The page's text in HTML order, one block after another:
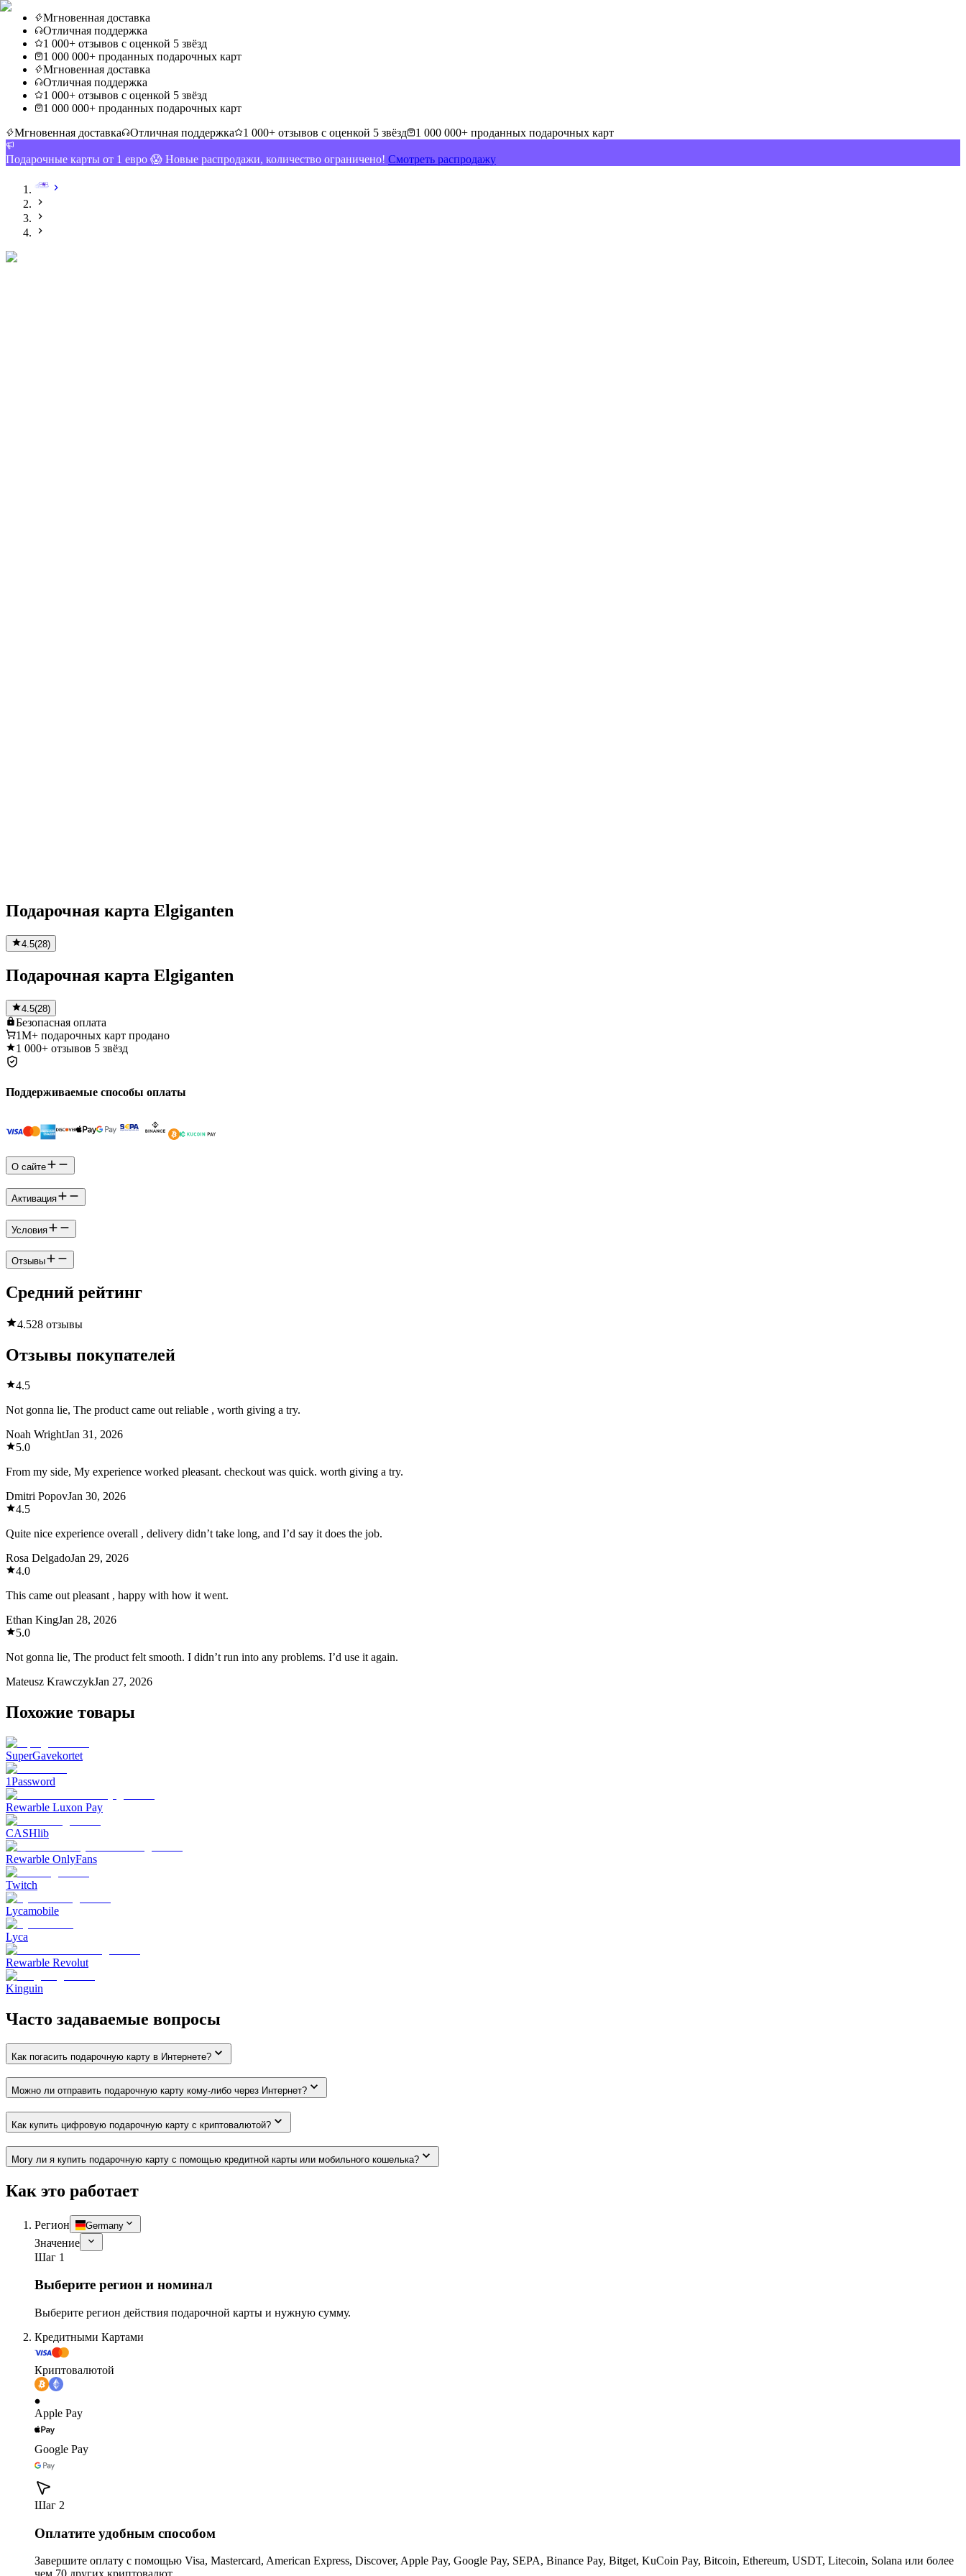
Мгновенная доставка
Отличная поддержка
1 000+ отзывов с оценкой 5 звёзд
1 000 000+ проданных подарочных карт
Мгновенная доставка
Отличная поддержка
1 000+ отзывов с оценкой 5 звёзд
1 000 000+ проданных подарочных карт
Мгновенная доставка
Отличная поддержка 1 000+ отзывов с оценкой 5 звёзд 1 000 000+ проданных подарочных карт
Подарочные карты от 1 евро 😱 Новые распродажи, количество ограничено! Смотреть распродажу
Подарочная карта Elgiganten
4.5(28)
Подарочная карта Elgiganten
4.5(28)
Безопасная оплата
1M+ подарочных карт продано
1 000+ отзывов 5 звёзд
Поддерживаемые способы оплаты
О сайте
Активация
Условия
Отзывы
Средний рейтинг
4.528 отзывы
Отзывы покупателей
4.5
Not gonna lie, The product came out reliable , worth giving a try.
Noah WrightJan 31, 2026
5.0
From my side, My experience worked pleasant. checkout was quick. worth giving a try.
Dmitri PopovJan 30, 2026
4.5
Quite nice experience overall , delivery didn’t take long, and I’d say it does the job.
Rosa DelgadoJan 29, 2026
4.0
This came out pleasant , happy with how it went.
Ethan KingJan 28, 2026
5.0
Not gonna lie, The product felt smooth. I didn’t run into any problems. I’d use it again.
Mateusz KrawczykJan 27, 2026
Похожие товары
SuperGavekortet
1Password
Rewarble Luxon Pay
CASHlib
Rewarble OnlyFans
Twitch
Lycamobile
Lyca
Rewarble Revolut
Kinguin
Часто задаваемые вопросы
Как погасить подарочную карту в Интернете?
Можно ли отправить подарочную карту кому-либо через Интернет?
Как купить цифровую подарочную карту с криптовалютой?
Могу ли я купить подарочную карту с помощью кредитной карты или мобильного кошелька?
Как это работает
Регион Germany
Значение
Шаг 1
Выберите регион и номинал
Выберите регион действия подарочной карты и нужную сумму.
Кредитными Картами
Криптовалютой
Apple Pay
Google Pay
Шаг 2
Оплатите удобным способом
Завершите оплату с помощью Visa, Mastercard, American Express, Discover, Apple Pay, Google Pay, SEPA, Binance Pay, Bitget, KuCoin Pay, Bitcoin, Ethereum, USDT, Litecoin, Solana или более